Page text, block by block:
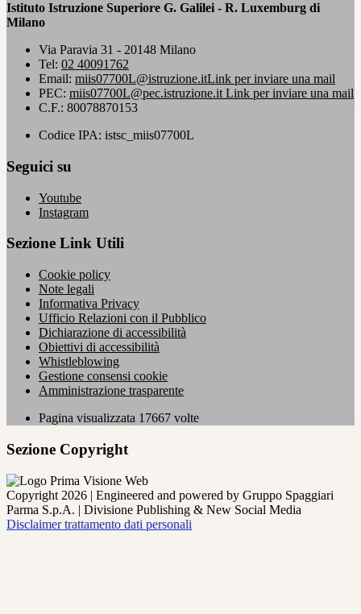
Istituto Istruzione Superiore G. Galilei - R. Luxemburg di
Milano
Via Paravia 31 - 20148 Milano
Tel: 02 40091762
Email: miis07700L@istruzione.itLink per inviare una mail
PEC: miis07700L@pec.istruzione.it Link per inviare una mail
C.F.: 80078870153
Codice IPA: istsc_miis07700L
Seguici su
Youtube
Instagram
Sezione Link Utili
Cookie policy
Note legali
Informativa Privacy
Ufficio Relazioni con il Pubblico
Dichiarazione di accessibilità
Obiettivi di accessibilità
Whistleblowing
Gestione consensi cookie
Amministrazione trasparente
Pagina visualizzata 17667 volte
Sezione Copyright
Copyright 2026 | Engineered and powered by Gruppo Spaggiari
Parma S.p.A. | Divisione Publishing & New Social Media
Disclaimer trattamento dati personali